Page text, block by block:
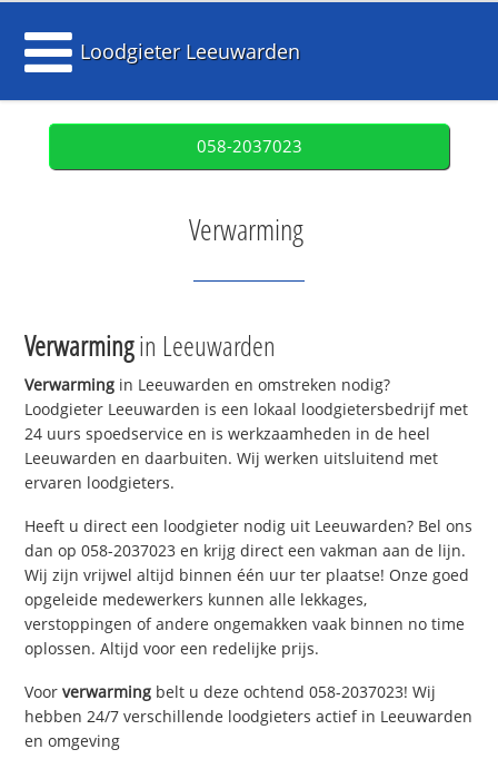
Loodgieter Leeuwarden
058-2037023
Verwarming
Verwarmingin Leeuwarden
Verwarming in Leeuwarden en omstreken nodig?
Loodgieter Leeuwarden is een lokaal loodgietersbedrijf met
24 uurs spoedservice en is werkzaamheden in de heel
Leeuwarden en daarbuiten. Wij werken uitsluitend met
ervaren loodgieters.
Heeft u direct een loodgieter nodig uit Leeuwarden? Bel ons
dan op 058-2037023 en krijg direct een vakman aan de lijn.
Wij zijn vrijwel altijd binnen één uur ter plaatse! Onze goed
opgeleide medewerkers kunnen alle lekkages,
verstoppingen of andere ongemakken vaak binnen no time
oplossen. Altijd voor een redelijke prijs.
Voorverwarming belt u deze ochtend 058-2037023! Wij
hebben 24/7 verschillende loodgieters actief in Leeuwarden
en omgeving